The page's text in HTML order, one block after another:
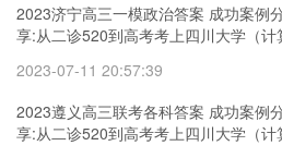
2023济宁高三一模政治答案 成功案例
享:从二诊520到高考考上四川大学（计
2023-07-11 20:57:39
2023遵义高三联考各科答案 成功案例
享:从二诊520到高考考上四川大学（计